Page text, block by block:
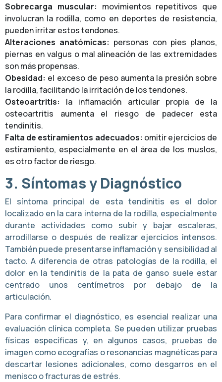
Sobrecarga muscular: movimientos repetitivos que
involucran la rodilla, como en deportes de resistencia,
pueden irritar estos tendones.
Alteraciones anatómicas: personas con pies planos,
piernas en valgus o mal alineación de las extremidades
son más propensas.
Obesidad: el exceso de peso aumenta la presión sobre
la rodilla, facilitando la irritación de los tendones.
Osteoartritis: la inflamación articular propia de la
osteoartritis aumenta el riesgo de padecer esta
tendinitis.
Falta de estiramientos adecuados: omitir ejercicios de
estiramiento, especialmente en el área de los muslos,
es otro factor de riesgo.
3. Síntomas y Diagnóstico
El síntoma principal de esta tendinitis es el dolor
localizado en la cara interna de la rodilla, especialmente
durante actividades como subir y bajar escaleras,
arrodillarse o después de realizar ejercicios intensos.
También puede presentarse inflamación y sensibilidad al
tacto. A diferencia de otras patologías de la rodilla, el
dolor en la tendinitis de la pata de ganso suele estar
centrado unos centímetros por debajo de la
articulación.
Para confirmar el diagnóstico, es esencial realizar una
evaluación clínica completa. Se pueden utilizar pruebas
físicas específicas y, en algunos casos, pruebas de
imagen como ecografías o resonancias magnéticas para
descartar lesiones adicionales, como desgarros en el
menisco o fracturas de estrés.